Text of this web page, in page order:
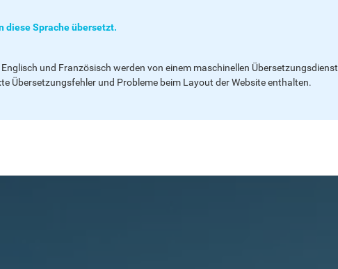
diese Sprache übersetzt.
und Französisch werden von einem maschinellen Übersetzungsdienst
Übersetzungsfehler und Probleme beim Layout der Website enthalten.